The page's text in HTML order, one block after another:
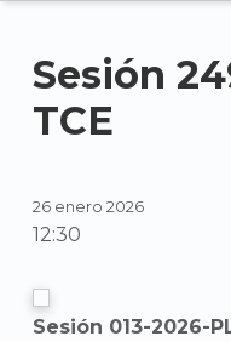
Sesión
TCE
26 enero 2026
12:30
Sesión 013-2026-